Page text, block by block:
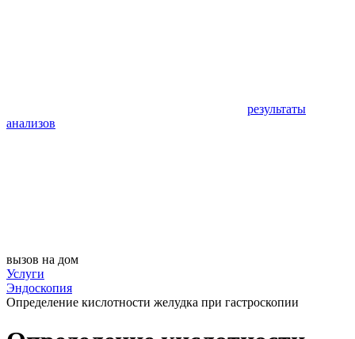
результаты
анализов
вызов на дом
Услуги
Эндоскопия
Определение кислотности желудка при гастроскопии